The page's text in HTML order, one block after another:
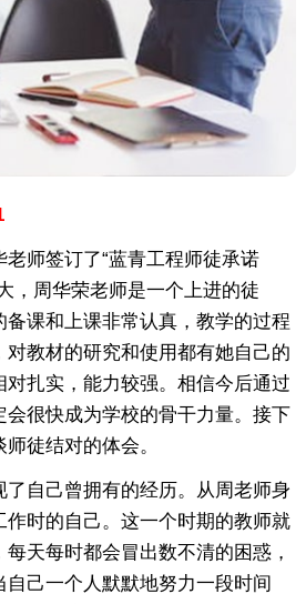
师签订了“蓝青工程师徒承诺
，周华荣老师是一个上进的徒
备课和上课非常认真，教学的过程
教材的研究和使用都有她自己的
扎实，能力较强。相信今后通过
会很快成为学校的骨干力量。接下
徒结对的体会。
自己曾拥有的经历。从周老师身
作时的自己。这一个时期的教师就
天每时都会冒出数不清的困惑，
己一个人默默地努力一段时间